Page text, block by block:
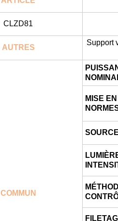
CLZD81
AUTRES
Support
COMMUN
MISE